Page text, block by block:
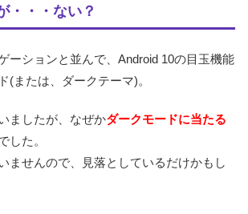
・・・ない？
ーションと並んで、Android 10の目玉機能
(または、ダークテーマ)。
ましたが、なぜかダークモードに当たる
した。
ませんので、見落としているだけかもし